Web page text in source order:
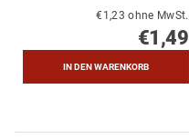
€1,23 ohne MwSt.
€1,49